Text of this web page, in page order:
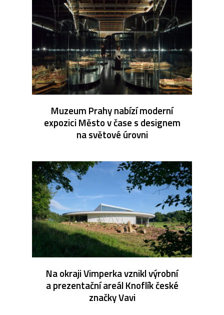
Muzeum Prahy nabízí moderní
expozici Město v čase s designem
na světové úrovni
Na okraji Vimperka vznikl výrobní
a prezentační areál Knoflík české
značky Vavi